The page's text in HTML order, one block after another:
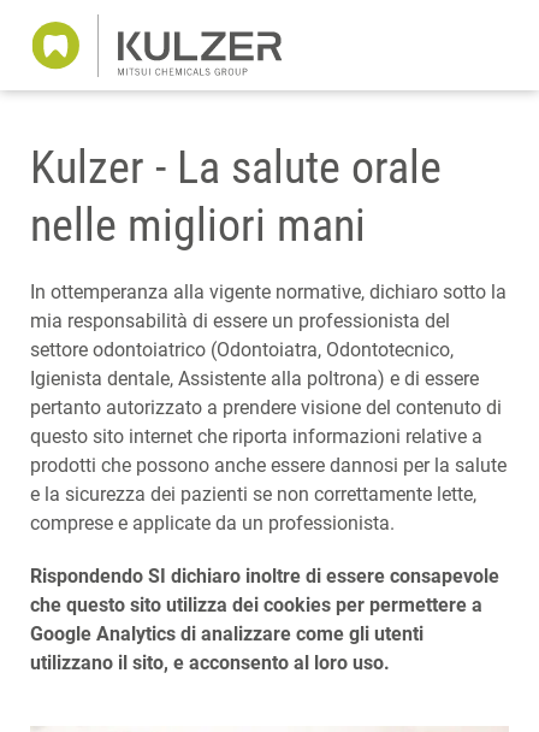
Kulzer - La salute orale
nelle migliori mani
In ottemperanza alla vigente normative, dichiaro sotto la
mia responsabilità di essere un professionista del
settore odontoiatrico (Odontoiatra, Odontotecnico,
Igienista dentale, Assistente alla poltrona) e di essere
pertanto autorizzato a prendere visione del contenuto di
questo sito internet che riporta informazioni relative a
prodotti che possono anche essere dannosi per la salute
e la sicurezza dei pazienti se non correttamente lette,
comprese e applicate da un professionista.
Rispondendo SI dichiaro inoltre di essere consapevole
che questo sito utilizza dei cookies per permettere a
Google Analytics di analizzare come gli utenti
utilizzano il sito, e acconsento al loro uso.